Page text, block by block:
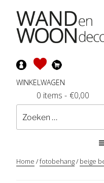
inhoud
WINKELWAGEN
- €0,00
0 items
Zoeken
naar:
Home /fotobehang/ beige